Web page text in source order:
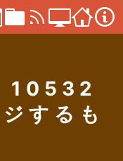
10532
するも